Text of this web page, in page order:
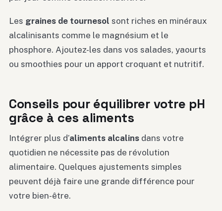
Les graines de tournesol sont riches en minéraux
alcalinisants comme le magnésium et le
phosphore. Ajoutez-les dans vos salades, yaourts
ou smoothies pour un apport croquant et nutritif.
Conseils pour équilibrer votre pH
grâce à ces aliments
Intégrer plus d’aliments alcalins dans votre
quotidien ne nécessite pas de révolution
alimentaire. Quelques ajustements simples
peuvent déjà faire une grande différence pour
votre bien-être.